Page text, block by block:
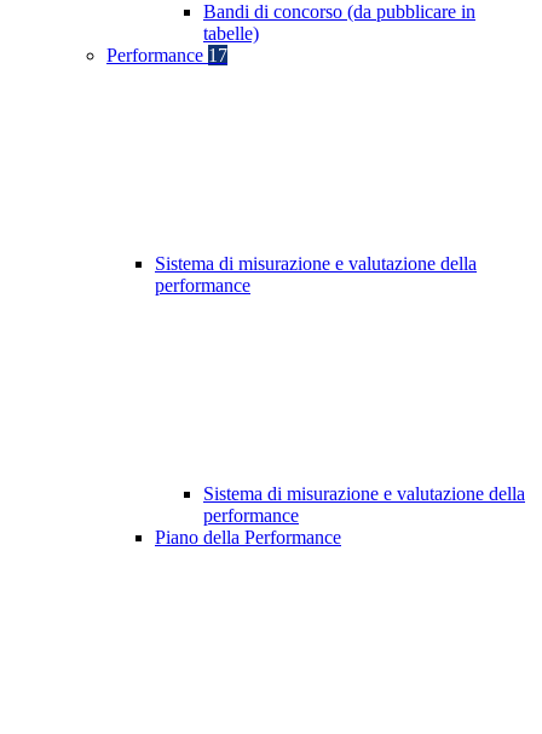
Bandi di concorso (da pubblicare in
tabelle)
Performance 17
Sistema di misurazione e valutazione della
performance
Sistema di misurazione e valutazione della
performance
Piano della Performance